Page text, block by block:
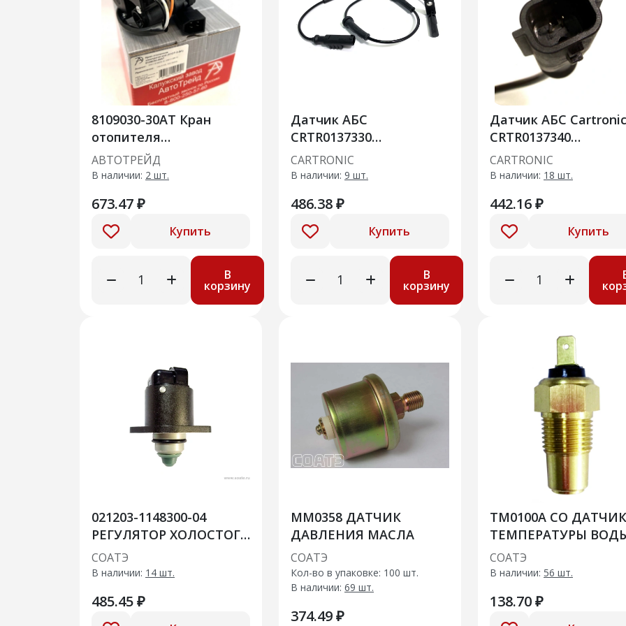
8109030-30АТ Кран
отопителя
электрический (КУОТ-2-
ЭП) Аналог: 458121.006-
АВТОТРЕЙД
В наличии: 2 шт.
673.47 ₽
Купить
В
корзину
Датчик АБС
CRTR0137330
Ref.8450111179 задний
Granta
CARTRONIC
В наличии: 9 шт.
486.38 ₽
Купить
В
корзину
Датчик АБС Cartronic
CRTR0137340
Ref.8450093771
передний Vesta
CARTRONIC
В наличии: 18 шт.
442.16 ₽
Купить
021203-1148300-04
РЕГУЛЯТОР ХОЛОСТОГО
ХОДА
СОАТЭ
В наличии: 14 шт.
485.45 ₽
ММ0358 ДАТЧИК
ДАВЛЕНИЯ МАСЛА
СОАТЭ
Кол-во в упаковке: 100 шт.
В наличии: 69 шт.
374.49 ₽
ТМ0100А СО ДАТЧИК
ТЕМПЕРАТУРЫ
СОАТЭ
В наличии: 56 шт.
138.70 ₽